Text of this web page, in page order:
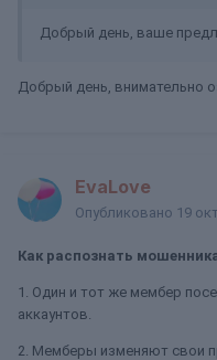
Добрый день, ваше
Добрый день, внимательно
EvaLove
Опубликовано 19
Как распознать
1. Один и тот же мембер
аккаунтов.
2. Мемберы изменяют свои